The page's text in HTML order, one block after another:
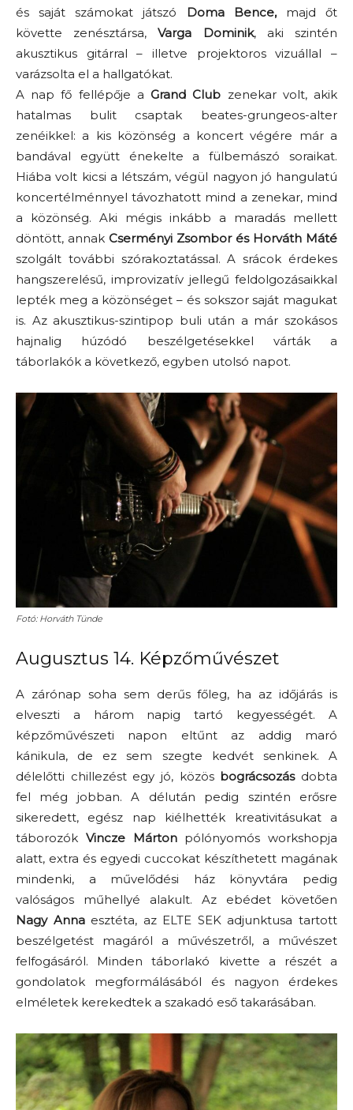
és saját számokat játszó Doma Bence,majd őt
követte zenésztársa,Varga Dominik, aki szintén
akusztikus gitárral – illetve projektoros vizuállal –
varázsolta el a hallgatókat.
A nap fő fellépője a Grand Club zenekar volt, akik
hatalmas bulit csaptak beates-grungeos-alter
zenéikkel: a kis közönség a koncert végére már a
bandával együtt énekelte a fülbemászó soraikat.
Hiába volt kicsi a létszám, végül nagyon jó hangulatú
koncertélménnyel távozhatott mind a zenekar, mind
a közönség. Aki mégis inkább a maradás mellett
döntött, annak Cserményi Zsombor és Horváth Máté
szolgált további szórakoztatással. A srácok érdekes
hangszerelésű, improvizatív jellegű feldolgozásaikkal
lepték meg a közönséget – és sokszor saját magukat
is. Az akusztikus-szintipop buli után a már szokásos
hajnalig húzódó beszélgetésekkel várták a
táborlakók a következő, egyben utolsó napot.
Fotó: Horváth Tünde
Augusztus 14. Képzőművészet
A zárónap soha sem derűs főleg, ha az időjárás is
elveszti a három napig tartó kegyességét. A
képzőművészeti napon eltűnt az addig maró
kánikula, de ez sem szegte kedvét senkinek. A
délelőtti chillezést egy jó, közös bográcsozásdobta
fel még jobban. A délután pedig szintén erősre
sikeredett, egész nap kiélhették kreativitásukat a
táborozók Vincze Mártonpólónyomós workshopja
alatt, extra és egyedi cuccokat készíthetett magának
mindenki, a művelődési ház könyvtára pedig
valóságos műhellyé alakult. Az ebédet követően
Nagy Annaesztéta, az ELTE SEK adjunktusa tartott
beszélgetést magáról a művészetről, a művészet
felfogásáról. Minden táborlakó kivette a részét a
gondolatok megformálásából és nagyon érdekes
elméletek kerekedtek a szakadó eső takarásában.